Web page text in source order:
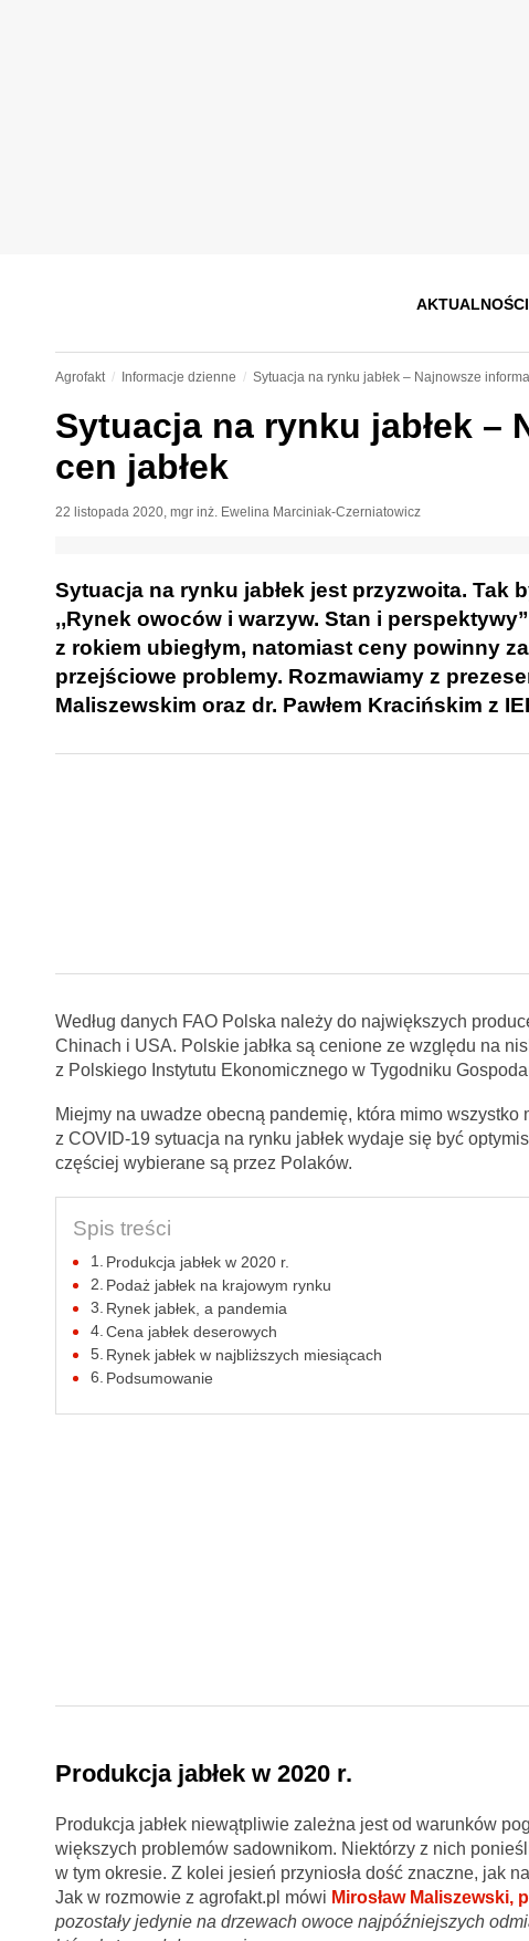
AKTUALNOŚCI
Agrofakt Informacje dzienne Sytuacja na rynku jabłek – Najnowsze
Sytuacja na rynku jabłek
cen jabłek
22 listopada 2020, mgr inż. Ewelina Marciniak-Czerniatowicz
Sytuacja na rynku jabłek jest przyzwoita. Tak
,,Rynek owoców i warzyw. Stan i
z rokiem ubiegłym, natomiast ceny powinny
przejściowe problemy. Rozmawiamy z
Maliszewskim oraz dr. Pawłem Kracińskim z
Według danych FAO Polska należy do największych
Chinach i USA. Polskie jabłka są cenione ze względu na
z Polskiego Instytutu Ekonomicznego w Tygodniku
Miejmy na uwadze obecną pandemię, która mimo
z COVID-19 sytuacja na rynku jabłek wydaje się być
częściej wybierane są przez Polaków.
Spis treści
Produkcja jabłek w 2020 r.
Podaż jabłek na krajowym rynku
Rynek jabłek, a pandemia
Cena jabłek deserowych
Rynek jabłek w najbliższych miesiącach
Podsumowanie
Produkcja jabłek w 2020 r.
Produkcja jabłek niewątpliwie zależna jest od warunków
większych problemów sadownikom. Niektórzy z nich
w tym okresie. Z kolei jesień przyniosła dość znaczne, jak
Jak w rozmowie z agrofakt.pl mówi Mirosław Maliszewski,
pozostały jedynie na drzewach owoce najpóźniejszych